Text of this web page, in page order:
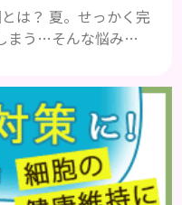
は？ 夏。せっかく完
まう…そんな悩みを
カり、ファンデーシ
りますよね。夏は気
泌が活発になり、汗
るのが原因です。で
崩れ防止下地やウ